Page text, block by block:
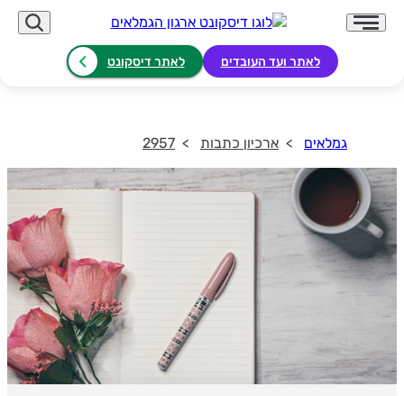
לאתר ועד העובדים לאתר דיסקונט
גמלאים ארכיון כתבות 2957